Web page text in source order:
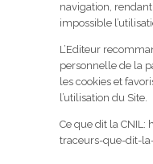
navigation,
impossible
L’Editeur
personnelle de la
les cookies et
l’utilisation du Site.
Ce que dit la
traceurs-que-dit-